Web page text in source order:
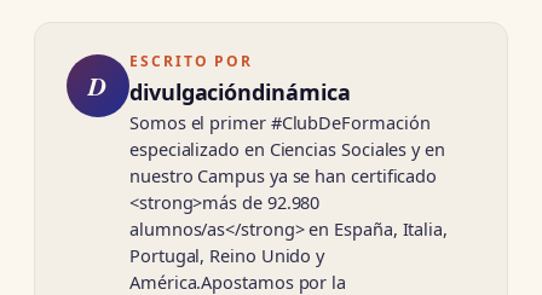
D
ESCRITO POR
divulgacióndinámica
Somos el primer #ClubDeFormación
especializado en Ciencias Sociales y en
nuestro Campus ya se han certificado
<strong>más de 92.980
alumnos/as</strong> en España, Italia,
Portugal, Reino Unido y
América.Apostamos por la